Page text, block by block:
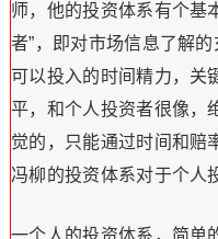
师，他的投资体系有个基
者”，即对市场信息了解
可以投入的时间精力，关
平，和个人投资者很像，
觉的，只能通过时间和赔
冯柳的投资体系对于个人
一个人的投资体系，简单